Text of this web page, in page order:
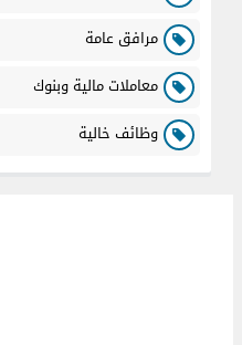
مرافق عامة
معاملات مالية وبنوك
وظائف خالية